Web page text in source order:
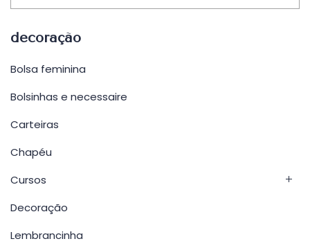
decoração
Bolsa feminina
Bolsinhas e necessaire
Carteiras
Chapéu
Cursos
Decoração
Lembrancinha